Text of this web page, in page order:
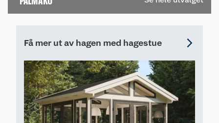
raskt, og som gir et
Få mer ut av hagen med hagestue